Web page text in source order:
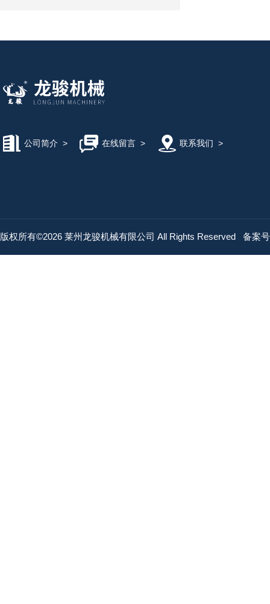
公司简介 > 在线留言> 联系我们 >
版权所有©2026 莱州龙骏机械有限公司 All Rights Reserved 备案